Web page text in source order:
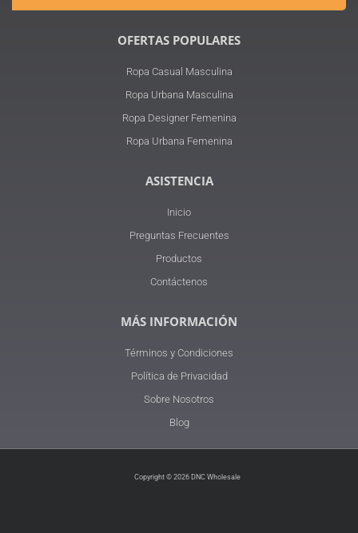
OFERTAS POPULARES
Ropa Casual Masculina
Ropa Urbana Masculina
Ropa Designer Femenina
Ropa Urbana Femenina
ASISTENCIA
Inicio
Preguntas Frecuentes
Productos
Contáctenos
MÁS INFORMACIÓN
Términos y Condiciones
Política de Privacidad
Sobre Nosotros
Blog
Copyright © 2026 DNC Wholesale